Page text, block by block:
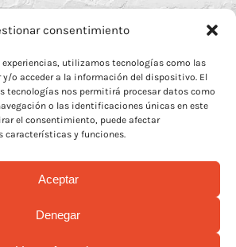
consentimiento
experiencias, utilizamos tecnologías como las
o acceder a la información del dispositivo. El
tecnologías nos permitirá procesar datos como
o las identificaciones únicas en este
el consentimiento, puede afectar
características y funciones.
Aceptar
Denegar
MECENAZGO
CONTACTO
BIO
DE COOCKIES–
POLÍTICA DE PRIVACIDAD REDES